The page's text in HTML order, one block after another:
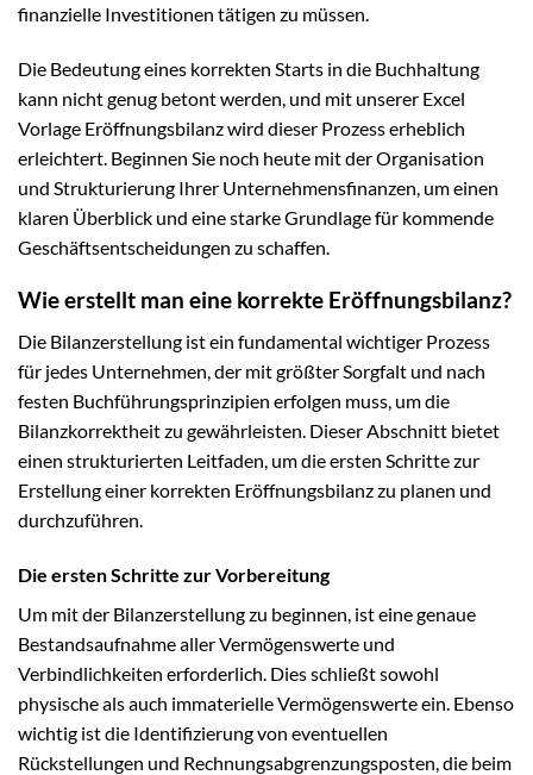
finanzielle Investitionen tätigen zu müssen.
Die Bedeutung eines korrekten Starts in die Buchhaltung
kann nicht genug betont werden, und mit unserer Excel
Vorlage Eröffnungsbilanz wird dieser Prozess erheblich
erleichtert. Beginnen Sie noch heute mit der Organisation
und Strukturierung Ihrer Unternehmensfinanzen, um einen
klaren Überblick und eine starke Grundlage für kommende
Geschäftsentscheidungen zu schaffen.
Wie erstellt man eine korrekte Eröffnungsbilanz?
Die Bilanzerstellung ist ein fundamental wichtiger Prozess
für jedes Unternehmen, der mit größter Sorgfalt und nach
festen Buchführungsprinzipien erfolgen muss, um die
Bilanzkorrektheit zu gewährleisten. Dieser Abschnitt bietet
einen strukturierten Leitfaden, um die ersten Schritte zur
Erstellung einer korrekten Eröffnungsbilanz zu planen und
durchzuführen.
Die ersten Schritte zur Vorbereitung
Um mit der Bilanzerstellung zu beginnen, ist eine genaue
Bestandsaufnahme aller Vermögenswerte und
Verbindlichkeiten erforderlich. Dies schließt sowohl
physische als auch immaterielle Vermögenswerte ein. Ebenso
wichtig ist die Identifizierung von eventuellen
Rückstellungen und Rechnungsabgrenzungsposten, die beim